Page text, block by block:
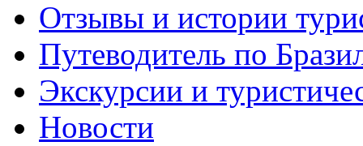
Отзывы и истории
Путеводитель по
Экскурсии и
Новости